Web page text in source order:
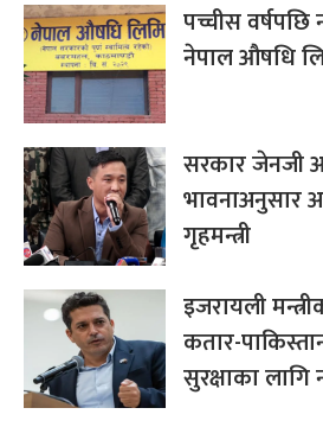
पच्चीस वर्षपछि
नेपाल औषधि
सरकार जेनजी
भावनाअनुसार
गृहमन्त्री
इजरायली
कतार-
सुरक्षाका